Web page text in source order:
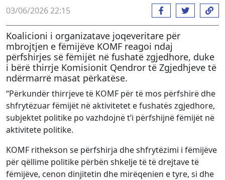
03/06/2026 22:15
Koalicioni i organizatave joqeveritare për
mbrojtjen e fëmijëve KOMF reagoi ndaj
përfshirjes së fëmijët në fushatë zgjedhore, duke
i bërë thirrje Komisionit Qendror të Zgjedhjeve të
ndërmarrë masat përkatëse.
“Përkundër thirrjeve të KOMF për të mos përfshirë dhe
shfrytëzuar fëmijët në aktivitetet e fushatës zgjedhore,
subjektet politike po vazhdojnë t’i përfshijnë fëmijët në
aktivitete politike.
KOMF rithekson se përfshirja dhe shfrytëzimi i fëmijëve
për qëllime politike përbën shkelje të të drejtave të
fëmijëve, cenon dinjitetin dhe mirëqenien e tyre, si dhe